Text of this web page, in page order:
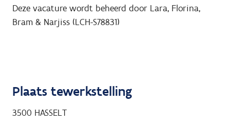
Deze vacature wordt beheerd door Lara, Florina,
Bram & Narjiss (LCH-S78831)
Plaats tewerkstelling
3500 HASSELT